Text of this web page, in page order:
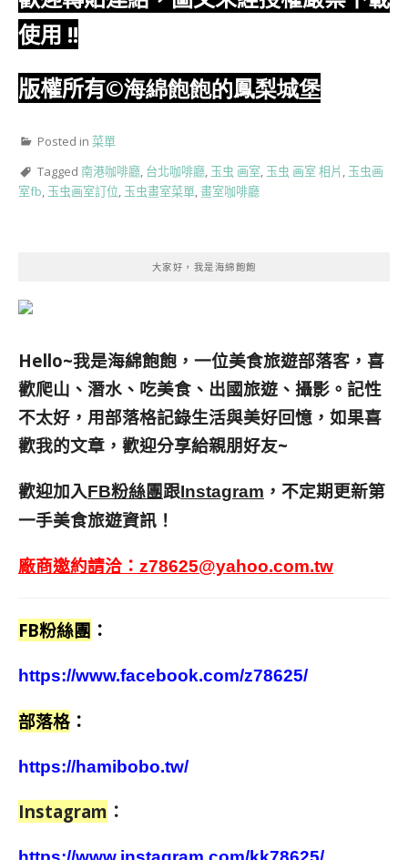
使用 !!
版權所有©海綿飽飽的鳳梨城堡
Posted in 菜單
Tagged 南港咖啡廳 台北咖啡廳 玉虫 画室 玉虫 画室 相片 玉虫画
室fb 玉虫画室訂位 玉虫畫室菜單 畫室咖啡廳
大家好，我是海綿飽飽
Hello~我是海綿飽飽，一位美食旅遊部落客， 喜
歡爬山、潛水、吃美食、出國旅遊、攝影。 記性
不太好，用部落格記錄生活與美好回憶， 如果喜
歡我的文章，歡迎分享給親朋好友~
歡迎加入FB粉絲團跟Instagram ，不定期更新第
一手美食旅遊資訊！
廠商邀約請洽： z78625@yahoo.com.tw
FB粉絲團 ：
https://www.facebook.com/z78625/
部落格 ：
https://hamibobo.tw/
Instagram ：